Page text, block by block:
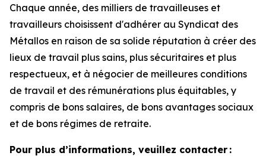
Chaque année, des milliers de travailleuses et
travailleurs choisissent d'adhérer au Syndicat des
Métallos en raison de sa solide réputation à créer des
lieux de travail plus sains, plus sécuritaires et plus
respectueux, et à négocier de meilleures conditions
de travail et des rémunérations plus équitables, y
compris de bons salaires, de bons avantages sociaux
et de bons régimes de retraite.
Pour plus d’informations, veuillez contacter :